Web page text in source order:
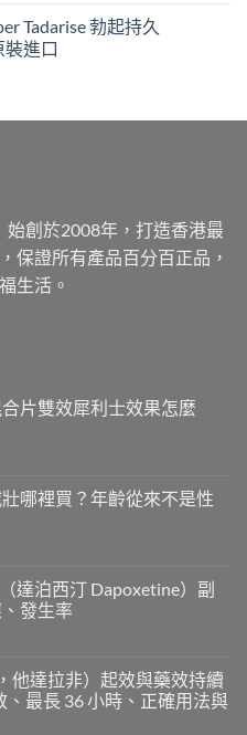
Tadarise 勃起持久
進口
始創於2008年，打造香港最
保證所有產品百分百正品，
生活。
片雙效犀利士效果怎麼
哪裡買？年齡從來不是性
達泊西汀 Dapoxetine）副
發生率
他達拉非）起效與藥效持續
、最長 36 小時、正確用法與